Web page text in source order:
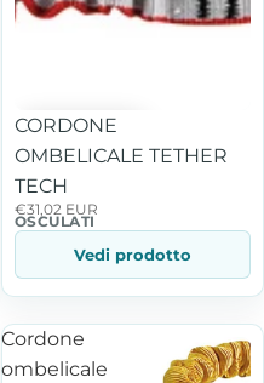
CORDONE
OMBELICALE TETHER
TECH
€31,02 EUR
OSCULATI
Vedi prodotto
Cordone
ombelicale